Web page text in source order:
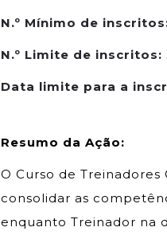
N.º Mínimo de
N.º Limite de inscritos:
Data limite para a
Resumo da Ação:
O Curso de Treinadores
consolidar as
enquanto Treinador na